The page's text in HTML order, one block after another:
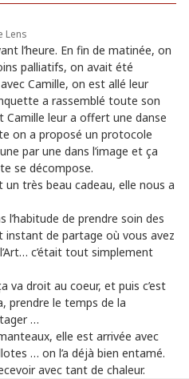
Lens
l’heure. En fin de matinée, on
palliatifs, on avait été
Camille, on est allé leur
a rassemblé toute son
Camille leur a offert une danse
on a proposé un protocole
par une dans l’image et ça
se décompose.
très beau cadeau, elle nous a
l’habitude de prendre soin des
de partage où vous avez
c’était tout simplement
va droit au coeur, et puis c’est
prendre le temps de la
…
elle est arrivée avec
… on l’a déjà bien entamé.
avec tant de chaleur.